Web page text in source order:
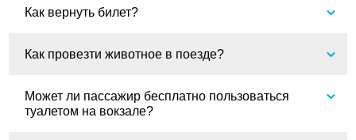
Как вернуть билет?
Как провезти животное в поезде?
Может ли пассажир бесплатно пользоваться
туалетом на вокзале?